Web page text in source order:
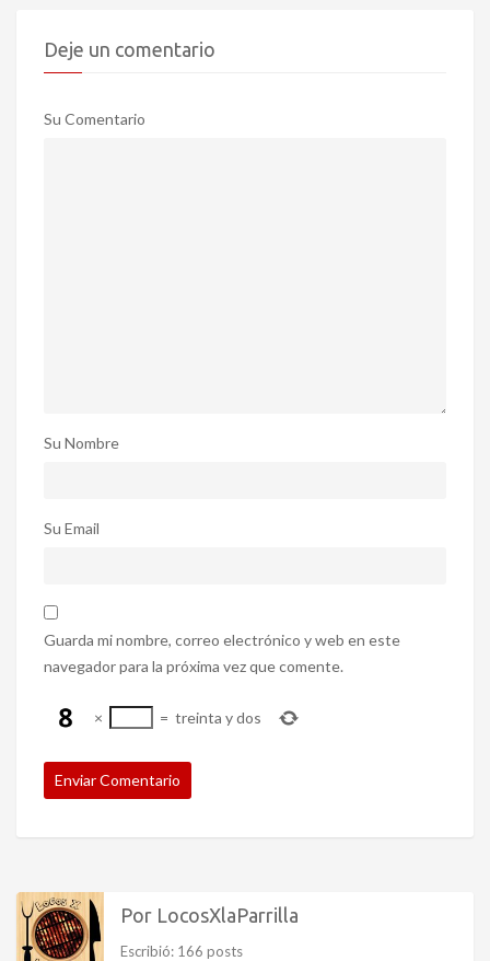
Deje un comentario
Su Comentario
Su Nombre
Su Email
Guarda mi nombre, correo electrónico y web en este
navegador para la próxima vez que comente.
× = treinta y dos
Por LocosXlaParrilla
Escribió: 166 posts